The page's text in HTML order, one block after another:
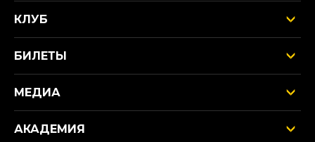
КЛУБ
БИЛЕТЫ
МЕДИА
АКАДЕМИЯ